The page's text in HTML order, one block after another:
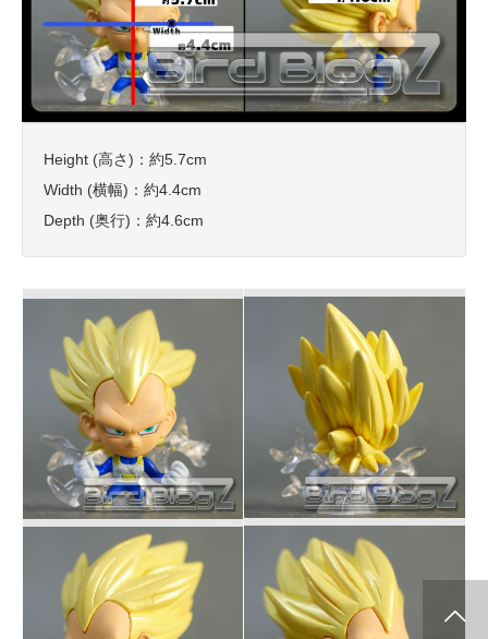
Height (高さ)：約5.7cm
Width (横幅)：約4.4cm
Depth (奥行)：約4.6cm
info release WCF SClutures BIG